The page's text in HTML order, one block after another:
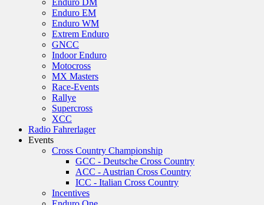
Enduro DM
Enduro EM
Enduro WM
Extrem Enduro
GNCC
Indoor Enduro
Motocross
MX Masters
Race-Events
Rallye
Supercross
XCC
Radio Fahrerlager
Events
Cross Country Championship
GCC - Deutsche Cross Country
ACC - Austrian Cross Country
ICC - Italian Cross Country
Incentives